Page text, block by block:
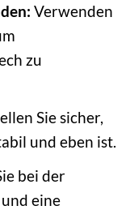
Verwenden
zu
Sie sicher,
und eben ist.
bei der
eine